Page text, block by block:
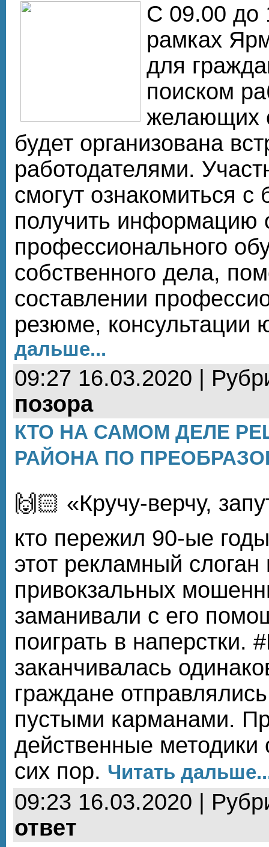
С 09.00 до
рамках
для
поиском
желающих
будет организована
работодателями.
смогут ознакомиться с
получить информацию
профессионального
собственного дела,
составлении
резюме, консультации
дальше...
09:27 16.03.2020 |
позора
КТО НА САМОМ ДЕЛЕ
РАЙОНА ПО
🙌🏻 «Кручу-верчу,
кто пережил 90-ые
этот рекламный слоган
привокзальных
заманивали с его
поиграть в наперстки.
заканчивалась
граждане
пустыми карманами.
действенные
сих пор. Читать
09:23 16.03.2020 |
ответ